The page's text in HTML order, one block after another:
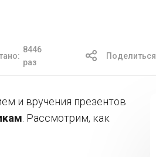
8446
раз
Поделиться
и вручения презентов
. Рассмотрим, как